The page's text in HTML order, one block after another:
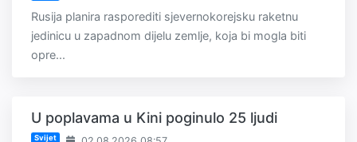
Rusija planira rasporediti sjevernokorejsku raketnu
jedinicu u zapadnom dijelu zemlje, koja bi mogla biti
opre...
U poplavama u Kini poginulo 25 ljudi
Svijet